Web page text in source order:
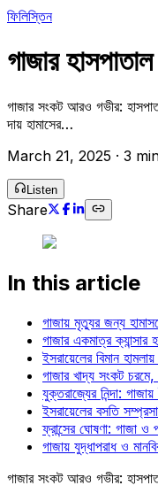
ফিলিস্তিন
গাজার
গাজার সংকট আরও গভীর:
দায় হামাসের…
March 21, 2025 · 3
Listen
Share
In this article
গাজায় মৃত্যুর জন্য
গাজার একমাত্র ক্যান্সার
ইসরায়েলের বিমান
গাজার খাদ্য সংকট
যুক্তরাজ্যের নিন্দা:
ইসরায়েলের বসতি
ফ্রান্সের ঘোষণা: গাজা ও
গাজায় যুদ্ধাপরাধ ও
গাজার সংকট আরও গভীর: